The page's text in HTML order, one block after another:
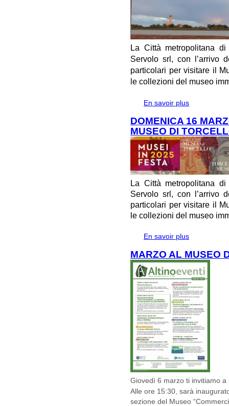
La Città metropolitana
Servolo srl, con l’arrivo
particolari per visitare il
le collezioni del museo
En savoir plus
DOMENICA 16
MUSEO DI
La Città metropolitana
Servolo srl, con l’arrivo
particolari per visitare il
le collezioni del museo
En savoir plus
MARZO AL MUSEO
Giovedì 6 marzo ti invitiamo a
Alle ore 15:30 , sarà
sezione del Museo